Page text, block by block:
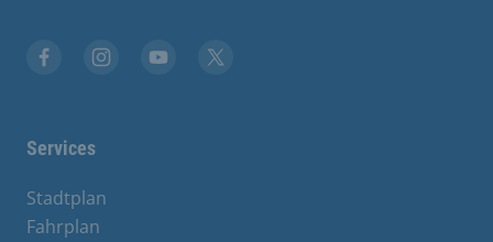
Services
Stadtplan
Fahrplan